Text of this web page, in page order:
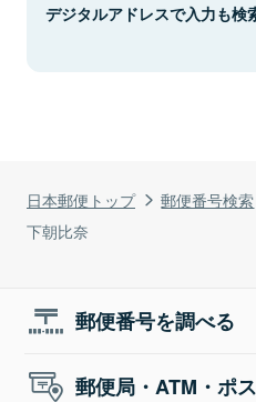
日本郵便トップ 郵便番号検索
下朝比奈
デジタルアドレスで入力も検
郵便番号を調べる
郵便局・ATM・ポ